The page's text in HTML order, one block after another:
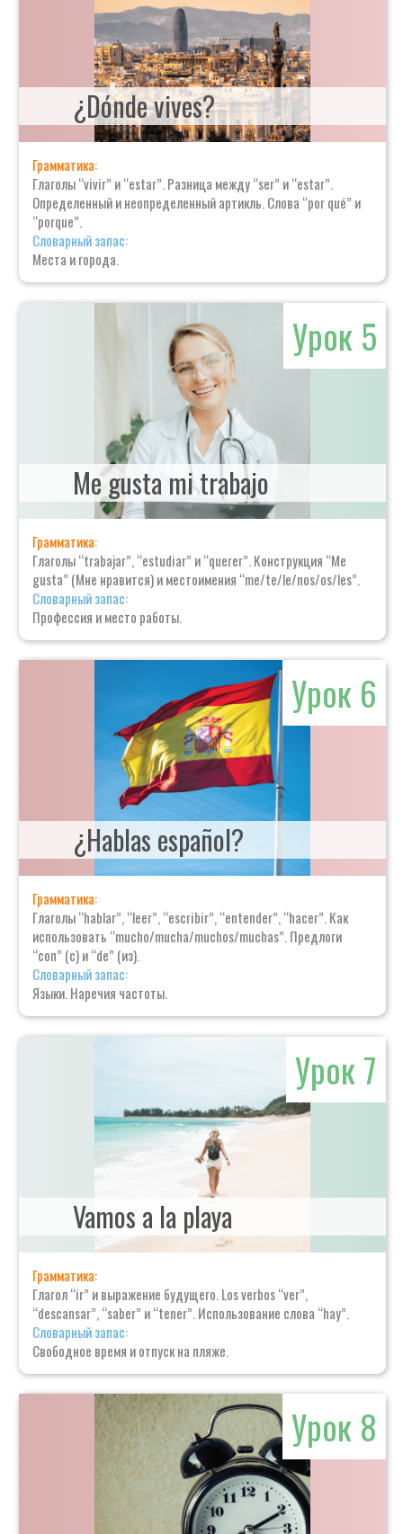
¿Dónde vives?
Грамматика:
Глаголы “vivir” и “estar”. Разница между “ser” и “estar”.
Определенный и неопределенный артикль. Слова “por qué” и
“porque”.
Словарный запас:
Места и города.
Урок 5
Me gusta mi trabajo
Грамматика:
Глаголы “trabajar”, “estudiar” и “querer”. Конструкция “Me
gusta” (Мне нравится) и местоимения “me/te/le/nos/os/les”.
Словарный запас:
Профессия и место работы.
Урок 6
¿Hablas español?
Грамматика:
Глаголы “hablar”, “leer”, “escribir”, “entender”, “hacer”. Как
использовать “mucho/mucha/muchos/muchas”. Предлоги
“con” (с) и “de” (из).
Словарный запас:
Языки. Наречия частоты.
Урок 7
Vamos a la playa
Грамматика:
Глагол “ir” и выражение будущего. Los verbos “ver”,
“descansar”, “saber” и “tener”. Использование слова “hay”.
Словарный запас:
Свободное время и отпуск на пляже.
Урок 8